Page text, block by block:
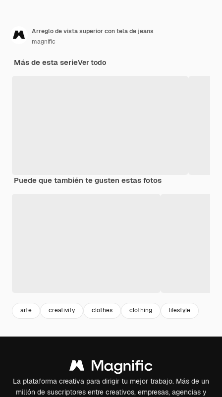
Arreglo de vista superior con tela de jeans
magnific
Más de esta serieVer todo
Puede que también te gusten estas fotos
arte creativity clothes clothing lifestyle
La plataforma creativa para dirigir tu mejor trabajo. Más de un
millón de suscriptores entre creativos, empresas, agencias y